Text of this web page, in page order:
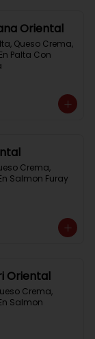
Oriental
Queso Crema,
Palta Con
Crema,
Salmon Furay
Oriental
Crema,
Salmon